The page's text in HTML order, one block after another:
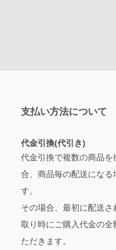
支払い方法について
代金引換(代引き)
代金引換で複数の商品を
合、商品毎の配送になる
す。
その場合、最初に配送さ
取り時にご購入代金の全
ただきます。